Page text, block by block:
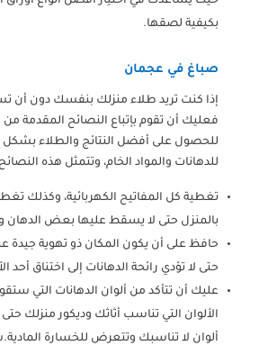
بكيفية لصقها.
صباغ في عجمان
إذا كنت تريد طلاء منزلك بنفسك دون أن
فعليك أن تقوم بإتباع النصائح المقدمة
للحصول على أفضل النتائج والطلاء
للدهانات والمواد الخام، وتتمثل هذه
تغطية كل المفاتيح الكهربائية، وكذلك
بالمنزل حتى لا يسقط عليها بعض الدهان
حافظ على أن يكون المكان ذو تهوية جيدة
حتى لا تؤدي رائحة الدهانات إلى اختناق
عليك أن تتأكد من ألوان الدهانات التي
الألوان التي تناسب أثاثك وديكور منزلك
ألوان لا تناسبك وتتعرض للخسارة